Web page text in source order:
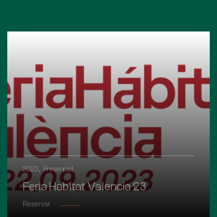
2023, Presencial
Feria Habitat Valencia 23
Reservar